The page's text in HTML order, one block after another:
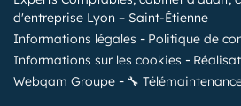
d'entreprise Lyon – Saint-Étienne
Informations légales
Politique de
Informations sur les cookies
Webqam Groupe
🔧